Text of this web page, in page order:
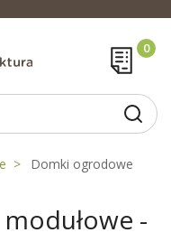
Domki ogrodowe
-